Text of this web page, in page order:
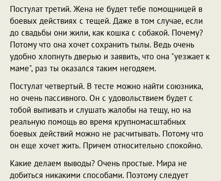
Постулат третий. Жена не будет тебе помощницей в
боевых действиях с тещей. Даже в том случае, если
до свадьбы они жили, как кошка с собакой. Почему?
Потому что она хочет сохранить тылы. Ведь очень
удобно хлопнуть дверью и заявить, что она "уезжает к
маме", раз ты оказался таким негодяем.
Постулат четвертый. В тесте можно найти союзника,
но очень пассивного. Он с удовольствием будет с
тобой выпивать и слушать жалобы на тещу, но на
реальную помощь во время крупномасштабных
боевых действий можно не расчитывать. Потому что
он еще хочет жить. Причем относительно спокойно.
Какие делаем выводы? Очень простые. Мира не
добиться никакими способами. Поэтому следует